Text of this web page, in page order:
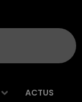
ACTUS